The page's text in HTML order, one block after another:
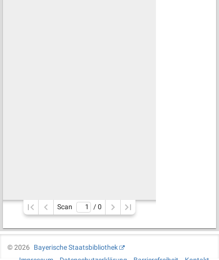
Scan / 0
©2026
Bayerische Staatsbibliothek